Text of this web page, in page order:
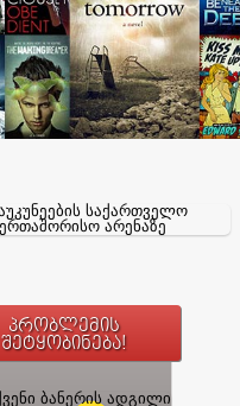
პრობლემის
შეტყობინება!